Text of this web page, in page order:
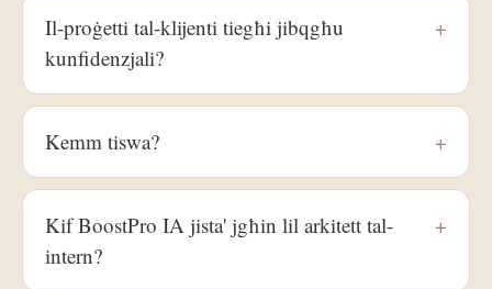
Il-proġetti tal-klijenti tiegħi jibqgħu
kunfidenzjali?
+
Kemm tiswa? +
Kif BoostPro IA jista' jgħin lil arkitett tal-
intern?
+